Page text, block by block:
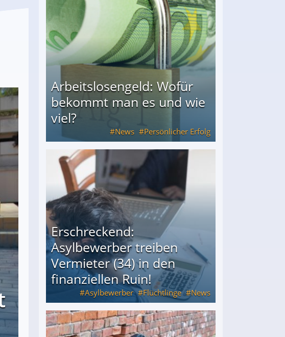
Arbeitslosengeld: Wofür
bekommt man es und wie
viel?
News Persönlicher Erfolg
man es und wie viel?
Erschreckend:
Asylbewerber treiben
Vermieter (34) in den
finanziellen Ruin!
Asylbewerber Flüchtlinge News
Vermieter (34) in den finanziellen Ruin!